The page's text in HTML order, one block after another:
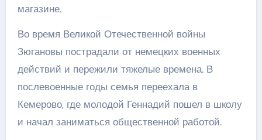
магазине.
Во время Великой Отечественной войны
Зюгановы пострадали от немецких военных
действий и пережили тяжелые времена. В
послевоенные годы семья переехала в
Кемерово, где молодой Геннадий пошел в школу
и начал заниматься общественной работой.